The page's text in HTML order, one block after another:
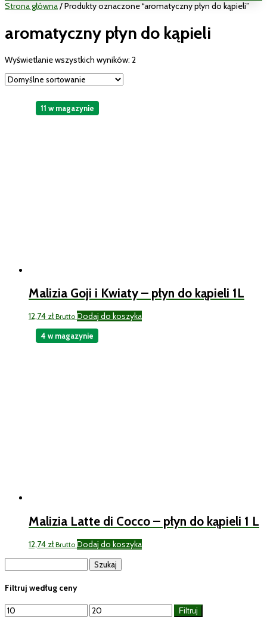
Strona główna/ Produkty oznaczone “aromatyczny płyn do kąpieli”
aromatyczny płyn do kąpieli
Wyświetlanie wszystkich wyników: 2
Malizia Goji i Kwiaty – płyn do kąpieli 1L
12,74 zł Brutto Dodaj do koszyka
11 w magazynie
Malizia Latte di Cocco – płyn do kąpieli 1 L
12,74 zł Brutto Dodaj do koszyka
4 w magazynie
Filtruj według ceny
Cena
min
Cena
max
Filtruj